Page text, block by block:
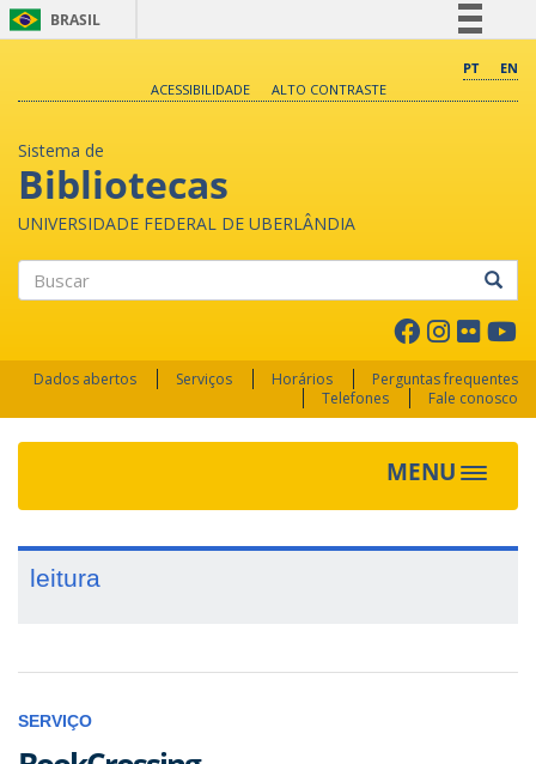
BRASIL
Comunica BR
PT
EN
ACESSIBILIDADE
ALTO CONTRASTE
Sistema de
Bibliotecas
UNIVERSIDADE FEDERAL DE UBERLÂNDIA
Dados abertos Serviços Horários
Perguntas frequentes
Telefones
Fale conosco
MENU Toggle
leitura
SERVIÇO